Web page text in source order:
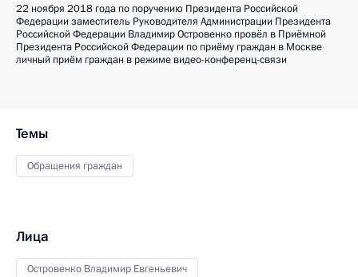
22 ноября 2018 года по поручению Президента Российской
Федерации заместитель Руководителя Администрации Президента
Российской Федерации Владимир Островенко провёл в Приёмной
Президента Российской Федерации по приёму граждан в Москве
личный приём граждан в режиме видео-конференц-связи
Темы
Обращения граждан
Лица
Островенко Владимир Евгеньевич